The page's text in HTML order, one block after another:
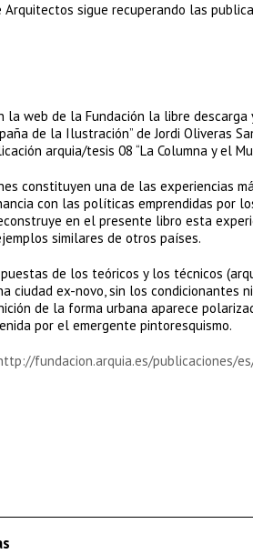
Arquitectos sigue recuperando las
la web de la Fundación la libre
de la Ilustración” de Jordi Oliveras
arquia/tesis 08 “La Columna y el
constituyen una de las experiencias
con las políticas emprendidas por
en el presente libro esta
similares de otros países.
de los teóricos y los técnicos
ciudad ex-novo, sin los condicionantes
de la forma urbana aparece
por el emergente pintoresquismo.
fundacion.arquia.es/publicaciones/